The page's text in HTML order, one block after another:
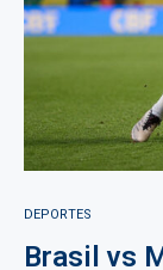
DEPORTES
Brasil vs